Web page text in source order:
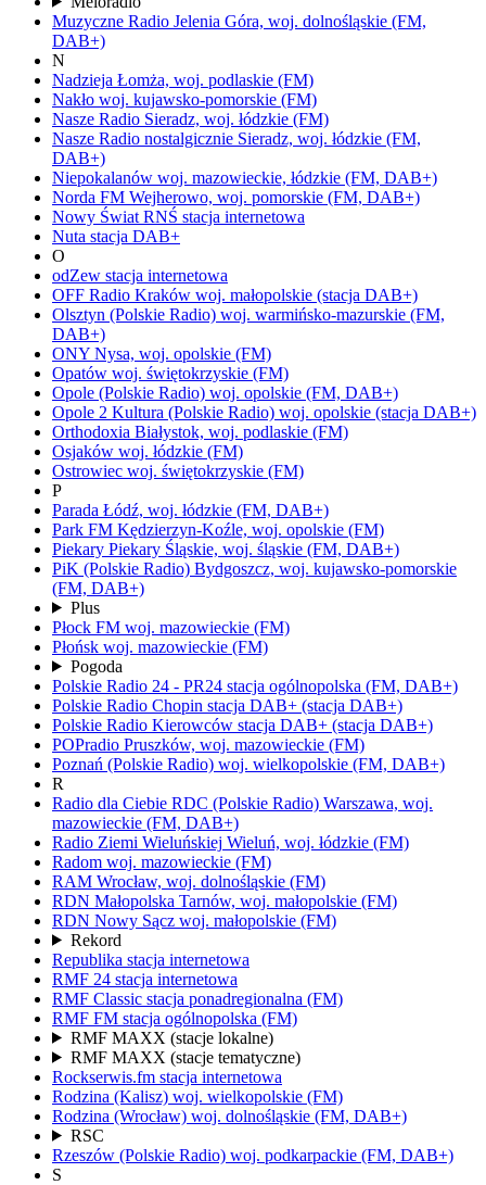
Muzyczne Radio Jelenia Góra, woj. dolnośląskie (FM,
DAB+)
N
Nadzieja Łomża, woj. podlaskie (FM)
Nakło woj. kujawsko-pomorskie (FM)
Nasze Radio Sieradz, woj. łódzkie (FM)
Nasze Radio nostalgicznie Sieradz, woj. łódzkie (FM,
DAB+)
Niepokalanów woj. mazowieckie, łódzkie (FM, DAB+)
Norda FM Wejherowo, woj. pomorskie (FM, DAB+)
Nowy Świat RNŚ stacja internetowa
Nuta stacja DAB+
O
odZew stacja internetowa
OFF Radio Kraków woj. małopolskie (stacja DAB+)
Olsztyn (Polskie Radio) woj. warmińsko-mazurskie (FM,
DAB+)
ONY Nysa, woj. opolskie (FM)
Opatów woj. świętokrzyskie (FM)
Opole (Polskie Radio) woj. opolskie (FM, DAB+)
Opole 2 Kultura (Polskie Radio) woj. opolskie (stacja DAB+)
Orthodoxia Białystok, woj. podlaskie (FM)
Osjaków woj. łódzkie (FM)
Ostrowiec woj. świętokrzyskie (FM)
P
Parada Łódź, woj. łódzkie (FM, DAB+)
Park FM Kędzierzyn-Koźle, woj. opolskie (FM)
Piekary Piekary Śląskie, woj. śląskie (FM, DAB+)
PiK (Polskie Radio) Bydgoszcz, woj. kujawsko-pomorskie
(FM, DAB+)
Plus
Płock FM woj. mazowieckie (FM)
Płońsk woj. mazowieckie (FM)
Pogoda
Polskie Radio 24 - PR24 stacja ogólnopolska (FM, DAB+)
Polskie Radio Chopin stacja DAB+ (stacja DAB+)
Polskie Radio Kierowców stacja DAB+ (stacja DAB+)
POPradio Pruszków, woj. mazowieckie (FM)
Poznań (Polskie Radio) woj. wielkopolskie (FM, DAB+)
R
Radio dla Ciebie RDC (Polskie Radio) Warszawa, woj.
mazowieckie (FM, DAB+)
Radio Ziemi Wieluńskiej Wieluń, woj. łódzkie (FM)
Radom woj. mazowieckie (FM)
RAM Wrocław, woj. dolnośląskie (FM)
RDN Małopolska Tarnów, woj. małopolskie (FM)
RDN Nowy Sącz woj. małopolskie (FM)
Rekord
Republika stacja internetowa
RMF 24 stacja internetowa
RMF Classic stacja ponadregionalna (FM)
RMF FM stacja ogólnopolska (FM)
RMF MAXX (stacje lokalne)
RMF MAXX (stacje tematyczne)
Rockserwis.fm stacja internetowa
Rodzina (Kalisz) woj. wielkopolskie (FM)
Rodzina (Wrocław) woj. dolnośląskie (FM, DAB+)
RSC
Rzeszów (Polskie Radio) woj. podkarpackie (FM, DAB+)
S